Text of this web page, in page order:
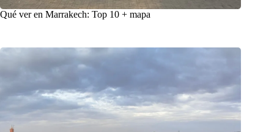
Qué ver en Marrakech: Top 10 + mapa